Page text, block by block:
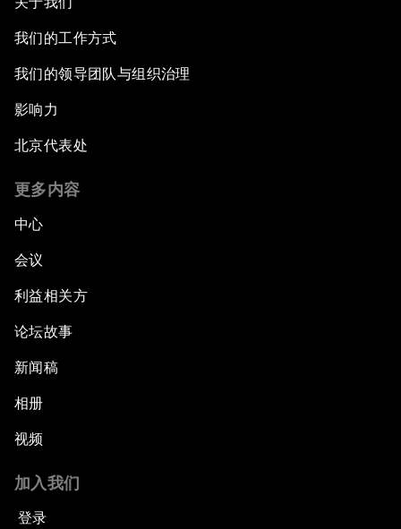
我们的工作方式
我们的领导团队与组织治理
影响力
北京代表处
更多内容
中心
会议
利益相关方
论坛故事
新闻稿
相册
视频
加入我们
登录